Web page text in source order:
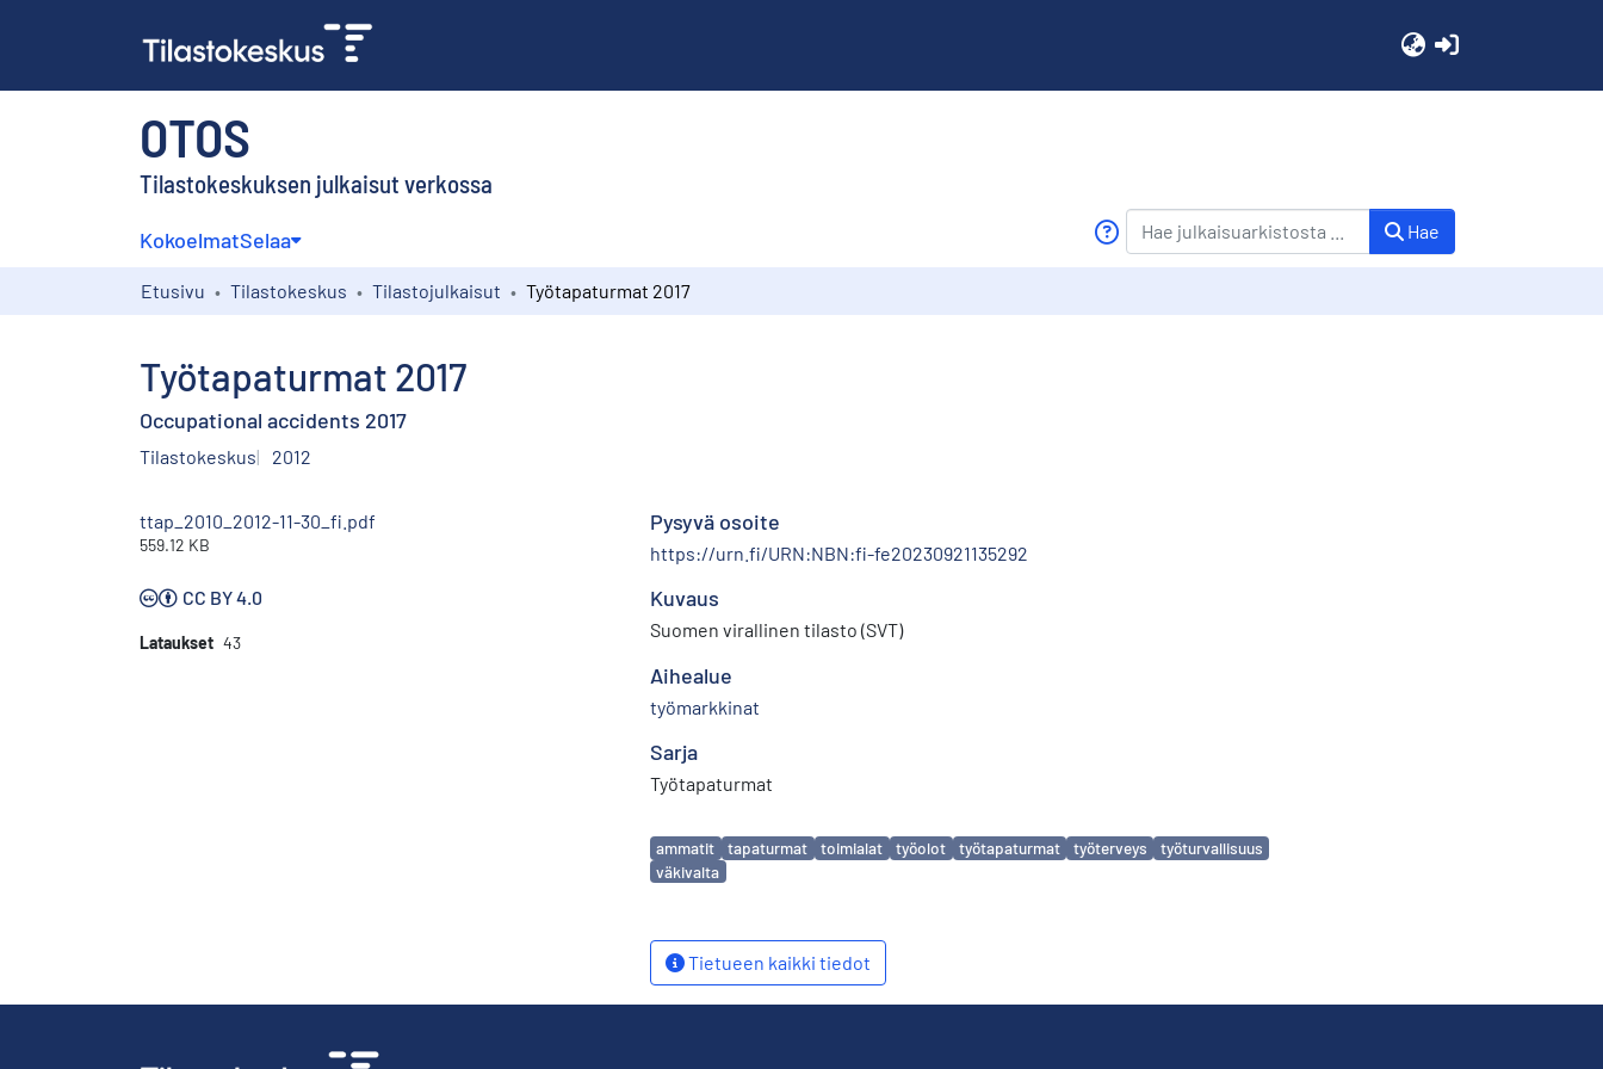
OTOS
Tilastokeskuksen julkaisut verkossa
KokoelmatSelaa Hae
Etusivu Tilastokeskus Tilastojulkaisut Työtapaturmat 2017
Työtapaturmat 2017
Occupational accidents 2017
Tilastokeskus 2012
ttap_2010_2012-11-30_fi.pdf
559.12 KB
CC BY 4.0
Lataukset 43
Pysyvä osoite
https://urn.fi/URN:NBN:fi-fe20230921135292
Kuvaus
Suomen virallinen tilasto (SVT)
Aihealue
työmarkkinat
Sarja
Työtapaturmat
Avainsanat
ammatit tapaturmat toimialat työolot työtapaturmat työterveys
työturvallisuus
väkivalta
Tietueen kaikki tiedot